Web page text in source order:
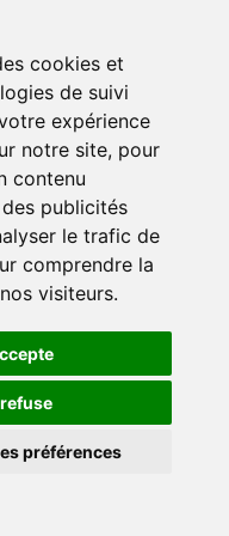
cookies et
de suivi
expérience
notre site, pour
contenu
publicités
le trafic de
comprendre la
visiteurs.
préférences